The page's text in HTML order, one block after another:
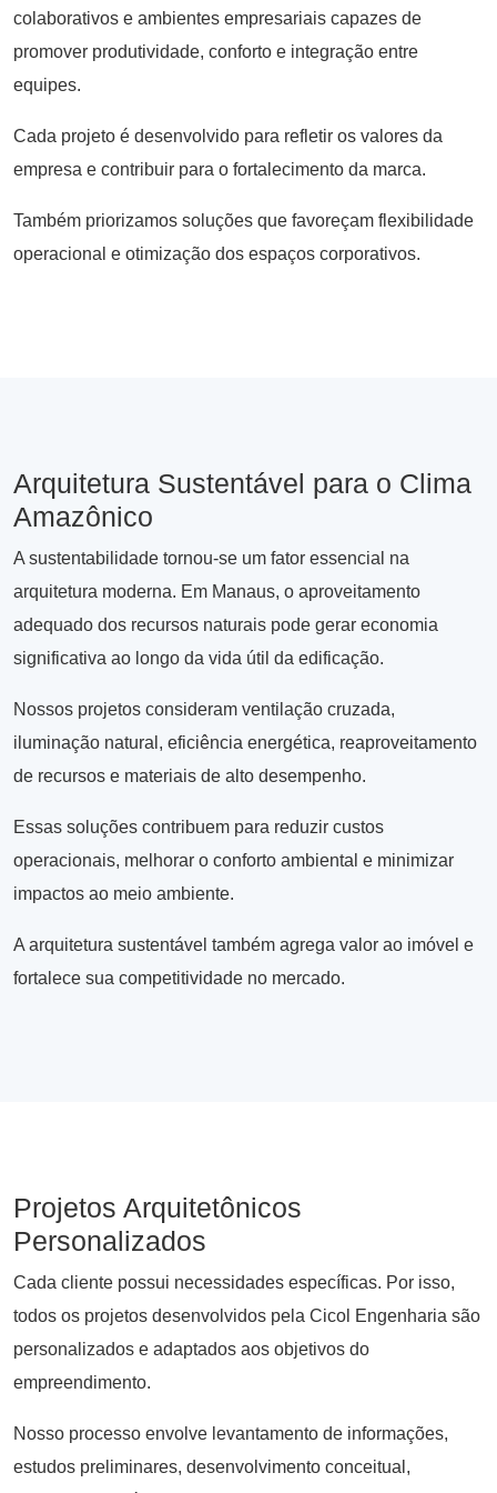
colaborativos e ambientes empresariais capazes de
promover produtividade, conforto e integração entre
equipes.
Cada projeto é desenvolvido para refletir os valores da
empresa e contribuir para o fortalecimento da marca.
Também priorizamos soluções que favoreçam flexibilidade
operacional e otimização dos espaços corporativos.
Arquitetura Sustentável para o Clima
Amazônico
A sustentabilidade tornou-se um fator essencial na
arquitetura moderna. Em Manaus, o aproveitamento
adequado dos recursos naturais pode gerar economia
significativa ao longo da vida útil da edificação.
Nossos projetos consideram ventilação cruzada,
iluminação natural, eficiência energética, reaproveitamento
de recursos e materiais de alto desempenho.
Essas soluções contribuem para reduzir custos
operacionais, melhorar o conforto ambiental e minimizar
impactos ao meio ambiente.
A arquitetura sustentável também agrega valor ao imóvel e
fortalece sua competitividade no mercado.
Projetos Arquitetônicos
Personalizados
Cada cliente possui necessidades específicas. Por isso,
todos os projetos desenvolvidos pela Cicol Engenharia são
personalizados e adaptados aos objetivos do
empreendimento.
Nosso processo envolve levantamento de informações,
estudos preliminares, desenvolvimento conceitual,